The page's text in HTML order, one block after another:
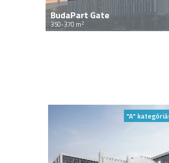
BudaPart Gate
350-370 m2
"A"